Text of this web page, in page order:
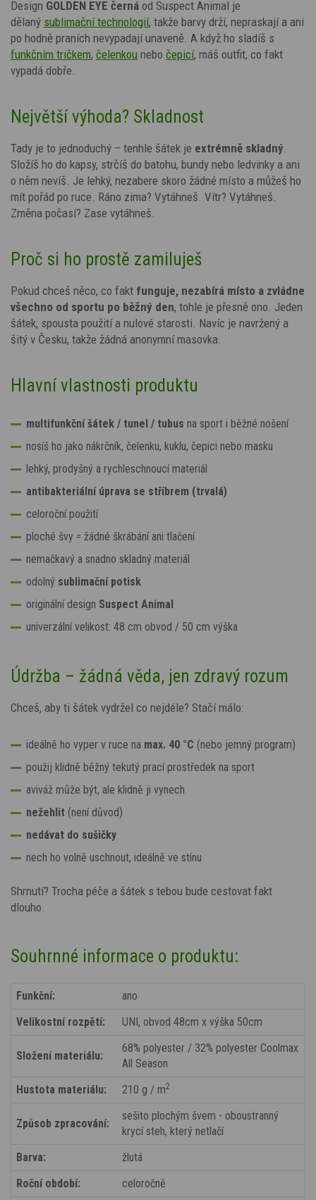
Design GOLDEN EYE černá od Suspect Animal je
dělaný sublimační technologií, takže barvy drží, nepraskají a ani
po hodně praních nevypadají unaveně. A když ho sladíš s
funkčním tričkem, čelenkou nebo čepicí, máš outfit, co fakt
vypadá dobře.
Největší výhoda? Skladnost
Tady je to jednoduchý – tenhle šátek je extrémně skladný
Složíš ho do kapsy, strčíš do batohu, bundy nebo ledvinky a ani
o něm nevíš. Je lehký, nezabere skoro žádné místo a můžeš ho
mít pořád po ruce. Ráno zima? Vytáhneš. Vítr? Vytáhneš.
Změna počasí? Zase vytáhneš.
Proč si ho prostě zamiluješ
Pokud chceš něco, co fakt funguje, nezabírá místo a zvládne
všechno od sportu po běžný den, tohle je přesně ono. Jeden
šátek, spousta použití a nulové starosti. Navíc je navržený a
šitý v Česku, takže žádná anonymní masovka.
Hlavní vlastnosti produktu
multifunkční šátek / tunel / tubus na sport i běžné nošení
nosíš ho jako nákrčník, čelenku, kuklu, čepici nebo masku
lehký, prodyšný a rychleschnoucí materiál
antibakteriální úprava se stříbrem (trvalá)
celoroční použití
ploché švy = žádné škrábání ani tlačení
nemačkavý a snadno skladný materiál
odolný sublimační potisk
originální design Suspect Animal
univerzální velikost: 48 cm obvod / 50 cm výška
Údržba – žádná věda, jen zdravý rozum
Chceš, aby ti šátek vydržel co nejdéle? Stačí málo:
ideálně ho vyper v ruce na max. 40 °C (nebo jemný program)
použij klidně běžný tekutý prací prostředek na sport
aviváž může být, ale klidně ji vynech
nežehlit (není důvod)
nedávat do sušičky
nech ho volně uschnout, ideálně ve stínu
Shrnutí? Trocha péče a šátek s tebou bude cestovat fakt
dlouho.
Souhrnné informace o produktu:
Funkční:
ano
Velikostní rozpětí:
UNI, obvod 48cm x výška 50cm
Složení materiálu:
68% polyester / 32% polyester Coolmax
All Season
Hustota materiálu:
210 g / m2
Způsob zpracování:
sešito plochým švem - oboustranný
krycí steh, který netlačí
Barva:
žlutá
Roční období:
celoročně